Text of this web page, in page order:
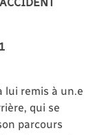
lui remis à un.e
qui se
parcours